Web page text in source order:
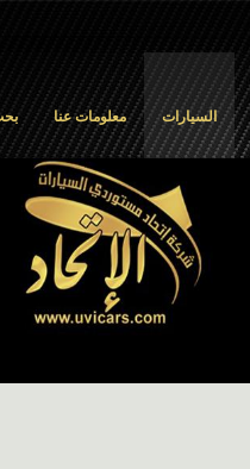
معلومات عنا السيارات